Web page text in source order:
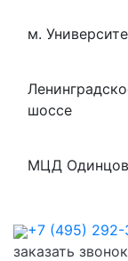
м.
шоссе
МЦД
+7 (495) 292-
заказать звонок